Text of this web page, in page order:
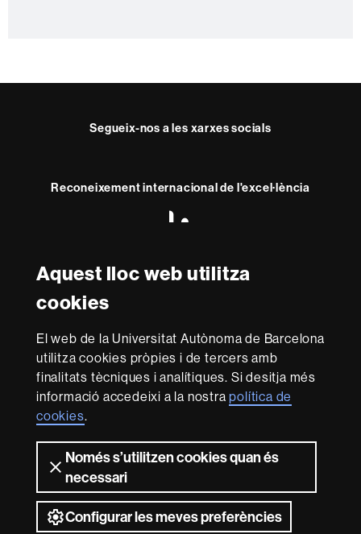
Aquest lloc web utilitza
cookies
El web de la Universitat Autònoma de Barcelona
utilitza cookies pròpies i de tercers amb
finalitats tècniques i analítiques. Si desitja més
informació accedeixi a la nostrapolítica de
cookies.
Només s’utilitzen cookies quan és
necessari
Configurar les meves preferències
Segueix-nos a les xarxes socials
Reconeixement internacional de l'excel·lència
Research
-
Amb el finançament de
Sobre
aquest
web
El Consell Social és l'òrgan de participació de la societat
en la Universitat. Promou polítiques de qualitat i de
les funcions que té atribuïdes per llei sobre la
programació i la gestió; l’economia, el pressupost i el
patrimoni, i la comunitat universitària de la UAB. I, en
especial, fomenta la col·laboració, relació i transferència
entre la Universitat i el seu entorn.